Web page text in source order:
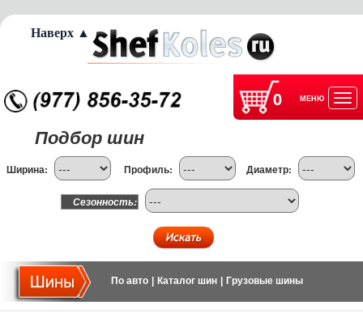
0 МЕНЮ
Подбор шин
Ширина: Профиль: Диаметр:
Сезонность:
По авто Каталог шин Грузовые шины
Наверх ▲